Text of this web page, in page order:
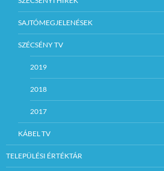
SAJTÓMEGJELENÉSEK
SZÉCSÉNY TV
2019
2018
2017
KÁBEL TV
TELEPÜLÉSI ÉRTÉKTÁR